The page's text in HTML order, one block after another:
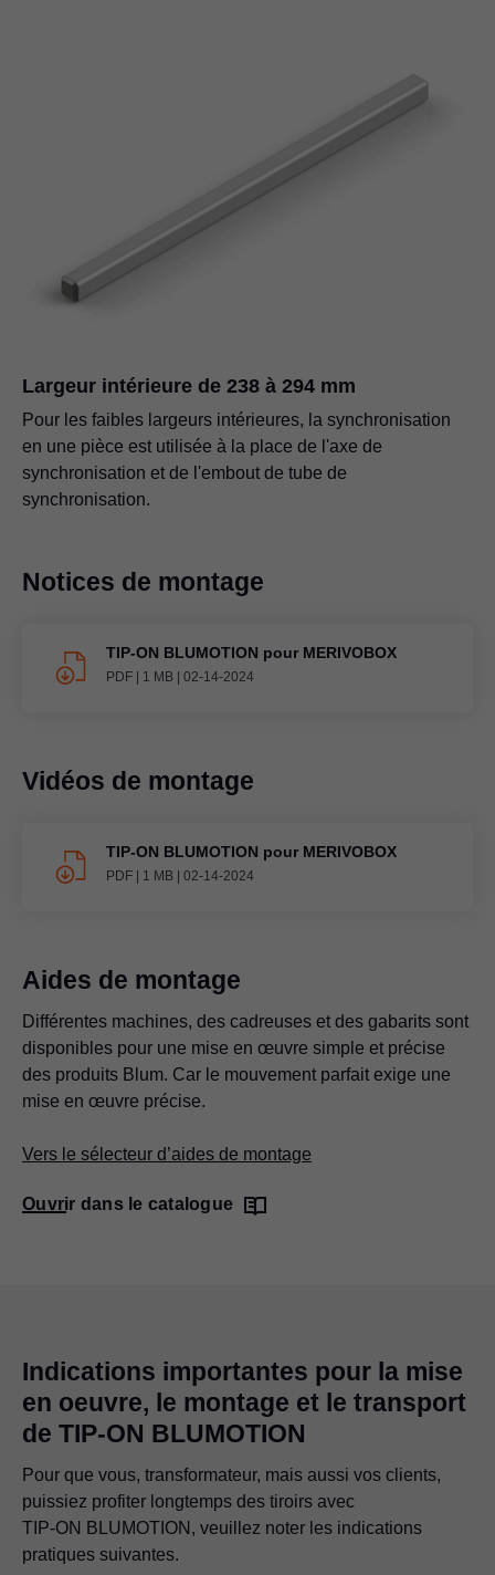
Largeur intérieure de 238 à 294 mm
Pour les faibles largeurs intérieures, la synchronisation
en une pièce est utilisée à la place de l'axe de
synchronisation et de l'embout de tube de
synchronisation.
Notices de montage
TIP-ON BLUMOTION pour MERIVOBOX
PDF 1 MB 02-14-2024
Vidéos de montage
TIP-ON BLUMOTION pour MERIVOBOX
PDF 1 MB 02-14-2024
Aides de montage
Différentes machines, des cadreuses et des gabarits sont
disponibles pour une mise en œuvre simple et précise
des produits Blum. Car le mouvement parfait exige une
mise en œuvre précise.
Vers le sélecteur d’aides de montage
Ouvrir dans le catalogue
Indications importantes pour la mise
en oeuvre, le montage et le transport
de TIP-ON BLUMOTION
Pour que vous, transformateur, mais aussi vos clients,
puissiez profiter longtemps des tiroirs avec
TIP-ON BLUMOTION , veuillez noter les indications
pratiques suivantes.